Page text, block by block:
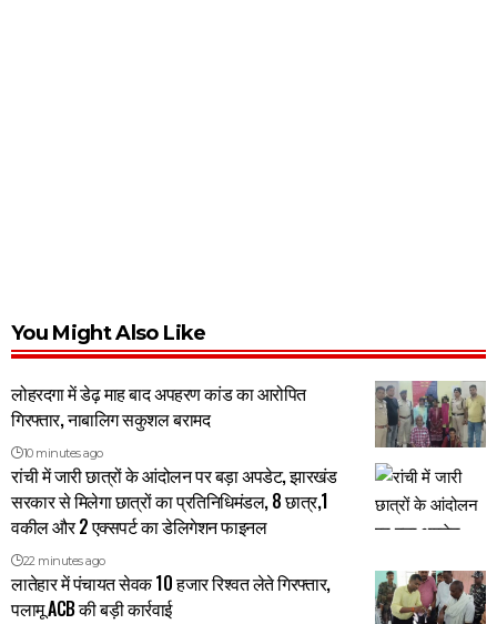
You Might Also Like
लोहरदगा में डेढ़ माह बाद अपहरण कांड का आरोपित
गिरफ्तार, नाबालिग सकुशल बरामद
10 minutes ago
रांची में जारी छात्रों के आंदोलन पर बड़ा अपडेट, झारखंड
सरकार से मिलेगा छात्रों का प्रतिनिधिमंडल, 8 छात्र,1
वकील और 2 एक्सपर्ट का डेलिगेशन फाइनल
22 minutes ago
लातेहार में पंचायत सेवक 10 हजार रिश्वत लेते गिरफ्तार,
पलामू ACB की बड़ी कार्रवाई